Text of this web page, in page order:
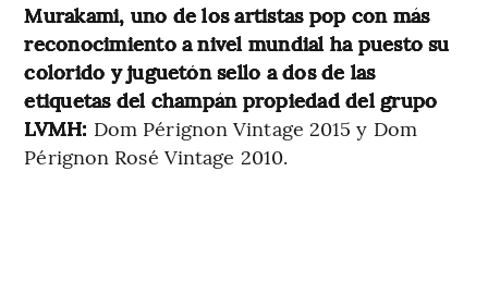
Murakami, uno de los artistas pop con más
reconocimiento a nivel mundial ha puesto su
colorido y juguetón sello a dos de las
etiquetas del champán propiedad del grupo
LVMH: Dom Pérignon Vintage 2015 y Dom
Pérignon Rosé Vintage 2010.